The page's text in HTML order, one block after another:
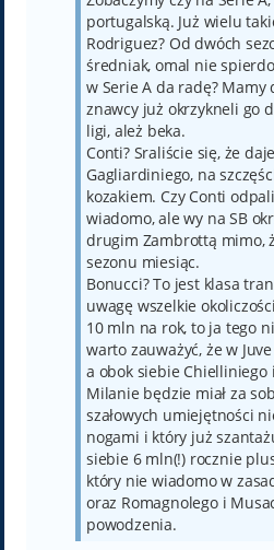
portugalską. Już wielu
Rodriguez? Od dwóch
średniak, omal nie
w Serie A da radę? Mamy
znawcy już okrzykneli go
ligi, ależ beka.
Conti? Sraliście się, że
Gagliardiniego, na
kozakiem. Czy Conti
wiadomo, ale wy na SB
drugim Zambrottą mimo,
sezonu miesiąc.
Bonucci? To jest klasa
uwagę wszelkie
10 mln na rok, to ja tego
warto zauważyć, że w
a obok siebie Chielliniego
Milanie będzie miał za
szałowych umiejętności
nogami i który już
siebie 6 mln(!) rocznie
który nie wiadomo w
oraz Romagnolego i
powodzenia.